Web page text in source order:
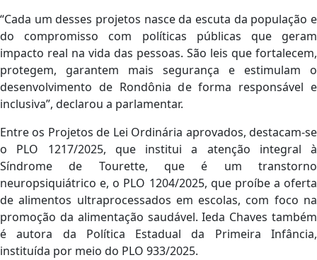
“Cada um desses projetos nasce da escuta da população e
do compromisso com políticas públicas que geram
impacto real na vida das pessoas. São leis que fortalecem,
protegem, garantem mais segurança e estimulam o
desenvolvimento de Rondônia de forma responsável e
inclusiva”, declarou a parlamentar.
Entre os Projetos de Lei Ordinária aprovados, destacam-se
o PLO 1217/2025, que institui a atenção integral à
Síndrome de Tourette, que é um transtorno
neuropsiquiátrico e, o PLO 1204/2025, que proíbe a oferta
de alimentos ultraprocessados em escolas, com foco na
promoção da alimentação saudável. Ieda Chaves também
é autora da Política Estadual da Primeira Infância,
instituída por meio do PLO 933/2025.